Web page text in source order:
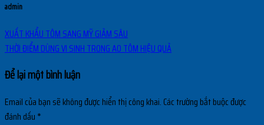
admin
XUẤT KHẨU TÔM SANG MỸ GIẢM SÂU
THỜI ĐIỂM DÙNG VI SINH TRONG AO TÔM HIỆU QUẢ
Để lại một bình luận
Email của bạn sẽ không được hiển thị công khai.Các trường bắt buộc được
đánh dấu *